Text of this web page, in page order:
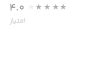
4.0
امتیاز